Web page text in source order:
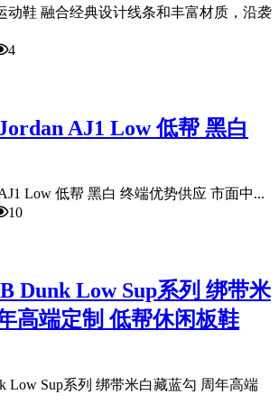
动鞋 融合经典设计线条和丰富材质，沿袭
4
AJ1 Low 低帮 黑白
Low 低帮 黑白 终端优势供应 市面中...
10
Dunk Low Sup系列 绑带米
高端定制 低帮休闲板鞋
Low Sup系列 绑带米白藏蓝勾 周年高端